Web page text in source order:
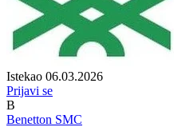
Istekao 06.03.2026
Prijavi se
B
Benetton SMC